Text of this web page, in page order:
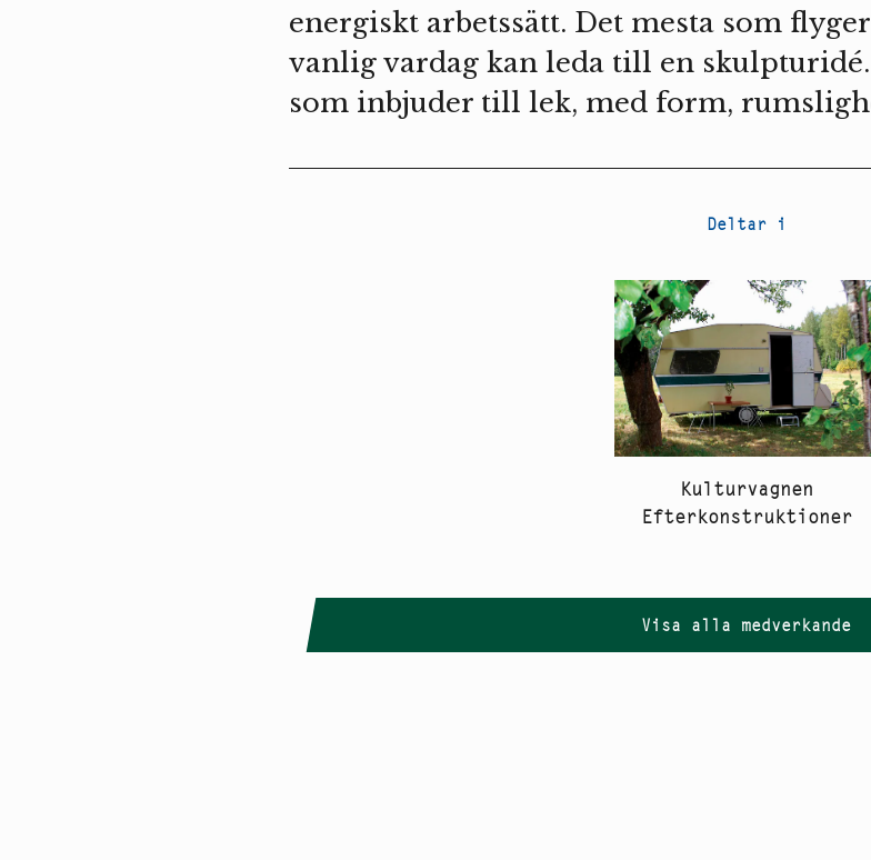
energiskt arbetssätt. Det mesta som
vanlig vardag kan leda till en
som inbjuder till lek, med form,
Deltar i
Kulturvagnen
Efterkonstruktioner
Visa alla medverkande